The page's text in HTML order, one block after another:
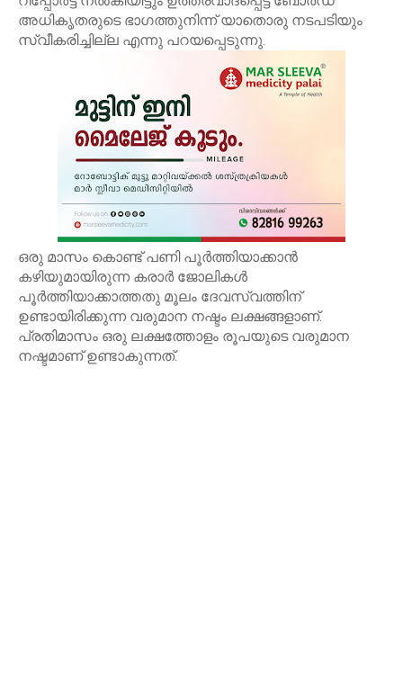
അധികൃതരുടെ ഭാഗത്തുനിന്ന് യാതൊരു നടപടിയും
സ്വീകരിച്ചില്ല എന്നു പറയപ്പെടുന്നു.
ഒരു മാസം കൊണ്ട് പണി പൂര്‍ത്തിയാക്കാന്‍
കഴിയുമായിരുന്ന കരാര്‍ ജോലികള്‍
പൂര്‍ത്തിയാക്കാത്തതു മൂലം ദേവസ്വത്തിന്
ഉണ്ടായിരിക്കുന്ന വരുമാന നഷ്ടം ലക്ഷങ്ങളാണ്.
പ്രതിമാസം ഒരു ലക്ഷത്തോളം രൂപയുടെ വരുമാന
നഷ്ടമാണ് ഉണ്ടാകുന്നത്.